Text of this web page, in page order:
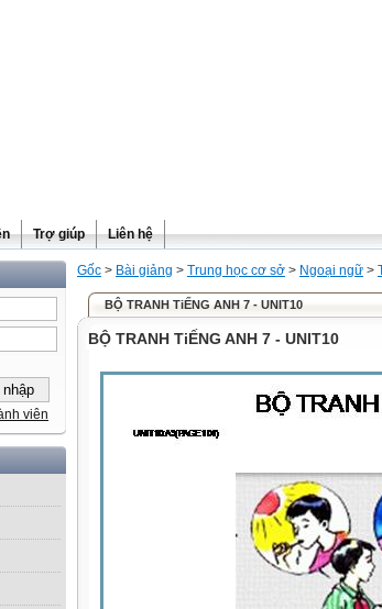
Trợ giúp Liên hệ
viên
Gốc > Bài giảng > Trung học cơ sở > Ngoại ngữ >
BỘ TRANH TiẾNG ANH 7 - UNIT10
BỘ TRANH TiẾNG ANH 7 - UNIT10